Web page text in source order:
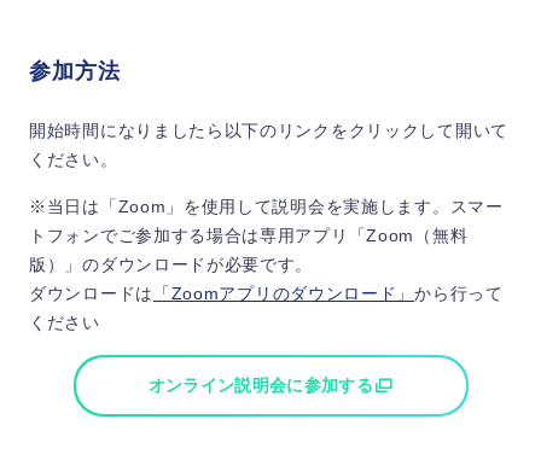
参加方法
開始時間になりましたら以下のリンクをクリックして開いて
ください。
※当日は「Zoom」を使用して説明会を実施します。スマー
トフォンでご参加する場合は専用アプリ「Zoom（無料
版）」のダウンロードが必要です。
ダウンロードは
「Zoomアプリのダウンロード」から行って
ください
オンライン説明会に参加する